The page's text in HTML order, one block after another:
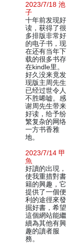
2023/7/18 池
子
十年前发现好
读，获得了很
多排版非常好
的电子书，现
在还有当年下
载的很多书存
在kindle里。
好久没来竟发
现版主周先生
已经过世令人
不胜唏嘘。感
谢周先生带来
好读，给予纷
繁复杂的网络
一方书香雅
地。
2023/7/14 甲
魚
好讀的出現，
使我重措對書
籍的興趣，它
提供了一個便
利的途徑來發
掘好書，希望
這個網站能繼
續為其他有興
趣的讀者服
務。